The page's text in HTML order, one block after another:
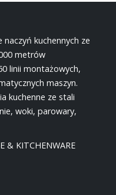
kuchennych ze
metrów
linii montażowych,
maszyn.
kuchenne ze stali
woki, parowary,
& KITCHENWARE